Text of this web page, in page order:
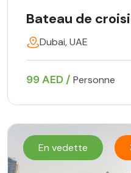
Bateau de
Dubai, UAE
99 AED / Personne
En vedette